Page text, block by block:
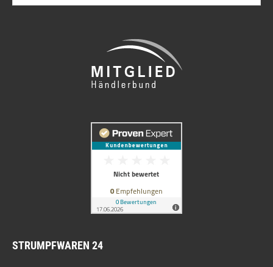
STRUMPFWAREN 24